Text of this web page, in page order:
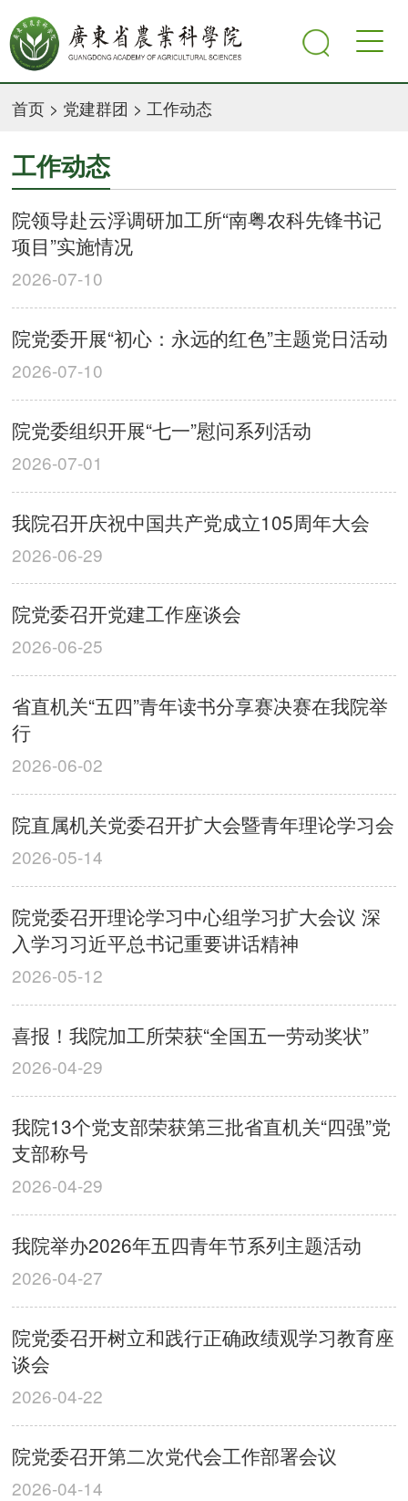
首页 > 党建群团 > 工作动态
工作动态
院领导赴云浮调研加工所“南粤农科先锋书记
项目”实施情况
2026-07-10
院党委开展“初心：永远的红色”主题党日活动
2026-07-10
院党委组织开展“七一”慰问系列活动
2026-07-01
我院召开庆祝中国共产党成立105周年大会
2026-06-29
院党委召开党建工作座谈会
2026-06-25
省直机关“五四”青年读书分享赛决赛在我院举
行
2026-06-02
院直属机关党委召开扩大会暨青年理论学习会
2026-05-14
院党委召开理论学习中心组学习扩大会议 深
入学习习近平总书记重要讲话精神
2026-05-12
喜报！我院加工所荣获“全国五一劳动奖状”
2026-04-29
我院13个党支部荣获第三批省直机关“四强”党
支部称号
2026-04-29
我院举办2026年五四青年节系列主题活动
2026-04-27
院党委召开树立和践行正确政绩观学习教育座
谈会
2026-04-22
院党委召开第二次党代会工作部署会议
2026-04-14